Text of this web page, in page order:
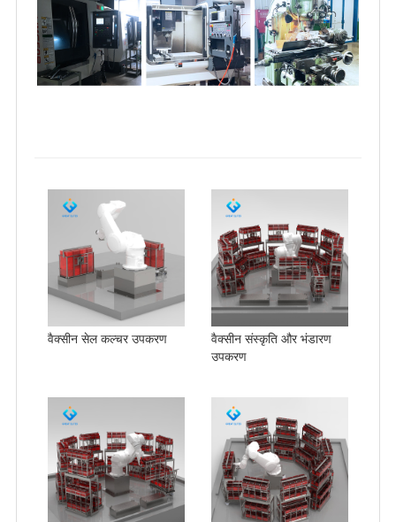
वैक्सीन सेल कल्चर उपकरण
वैक्सीन संस्कृति और भंडारण
उपकरण